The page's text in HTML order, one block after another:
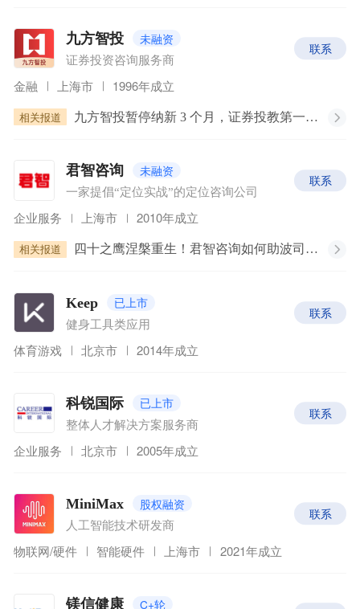
九方智投 未融资
证券投资咨询服务商
联系
金融 上海市 1996年成立
相关报道 九方智投暂停纳新 3 个月，证券投教第一股遭遇冰火两重天
君智咨询 未融资
一家提倡“定位实战”的定位咨询公司
联系
企业服务 上海市 2010年成立
相关报道 四十之鹰涅槃重生！君智咨询如何助波司登重赢主流？
Keep 已上市
健身工具类应用
联系
体育游戏 北京市 2014年成立
科锐国际 已上市
整体人才解决方案服务商
联系
企业服务 北京市 2005年成立
MiniMax 股权融资
人工智能技术研发商
联系
物联网/硬件 智能硬件 上海市 2021年成立
镁信健康 C+轮